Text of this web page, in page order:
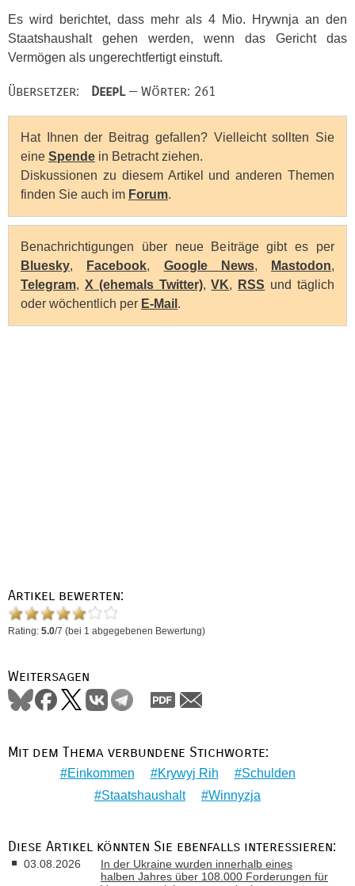
Es wird berichtet, dass mehr als 4 Mio. Hrywnja an den
Staatshaushalt gehen werden, wenn das Gericht das
Vermögen als ungerechtfertigt einstuft.
Übersetzer: DeepL— Wörter: 261
Hat Ihnen der Beitrag gefallen? Vielleicht sollten Sie
eine Spende in Betracht ziehen.
Diskussionen zu diesem Artikel und anderen Themen
finden Sie auch im Forum.
Benachrichtigungen über neue Beiträge gibt es per
Bluesky, Facebook, Google News, Mastodon,
Telegram, X (ehemals Twitter),VK, RSS und täglich
oder wöchentlich per E-Mail .
Artikel bewerten:
Rating: 5.0/7 (bei 1 abgegebenen Bewertung)
Weitersagen
Mit dem Thema verbundene Stichworte:
Einkommen Krywyj Rih
Schulden
Staatshaushalt
Winnyzja
Diese Artikel könnten Sie ebenfalls interessieren:
03.08.2026
In der Ukraine wurden innerhalb eines
halben Jahres über 108.000 Forderungen für